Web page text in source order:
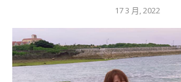
17 3 月, 2022